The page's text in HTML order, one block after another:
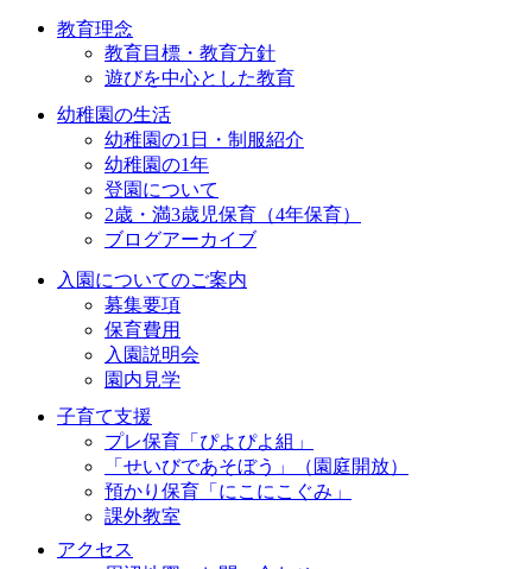
教育理念
教育目標・教育方針
遊びを中心とした教育
幼稚園の生活
幼稚園の1日・制服紹介
幼稚園の1年
登園について
2歳・満3歳児保育（4年保育）
ブログアーカイブ
入園についてのご案内
募集要項
保育費用
入園説明会
園内見学
子育て支援
プレ保育「ぴよぴよ組」
「せいびであそぼう」（園庭開放）
預かり保育「にこにこぐみ」
課外教室
アクセス